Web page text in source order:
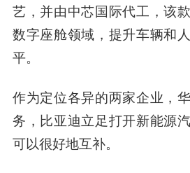
艺，并由中芯国际代工，该
数字座舱领域，提升车辆和
平。
作为定位各异的两家企业，
务，比亚迪立足打开新能源
可以很好地互补。